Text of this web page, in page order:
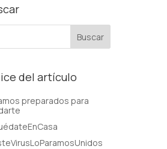
del artículo
preparados para